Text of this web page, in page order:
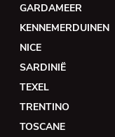
GARDAMEER
KENNEMERDUINEN
NICE
SARDINIË
TEXEL
TRENTINO
TOSCANE